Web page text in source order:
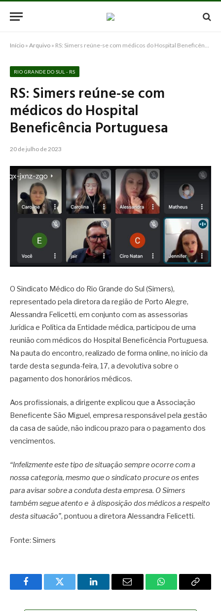
Início » Arquivo » RS: Simers reúne-se com médicos do Hospital Beneficência Portuguesa
RIO GRANDE DO SUL - RS
RS: Simers reúne-se com
médicos do Hospital
Beneficência Portuguesa
20 de julho de 2023
O Sindicato Médico do Rio Grande do Sul (Simers),
representado pela diretora da região de Porto Alegre,
Alessandra Felicetti, em conjunto com as assessorias
Jurídica e Política da Entidade médica, participou de uma
reunião com médicos do Hospital Beneficência Portuguesa.
Na pauta do encontro, realizado de forma online, no início da
tarde desta segunda-feira, 17, a devolutiva sobre o
pagamento dos honorários médicos.
Aos profissionais, a dirigente explicou que a Associação
Beneficente São Miguel, empresa responsável pela gestão
da casa de saúde, não indicou prazo para o pagamento dos
vencimentos.
“Infelizmente este tipo de situação sempre ocorre com a
nossa categoria, mesmo que o sindicato procure os entes
para avisar sobre a conduta desta empresa. O Simers
também segue atento e à disposição dos médicos a respeito
desta situacão”, pontuou a diretora Alessandra Felicetti.
Fonte: Simers
FacebookTwitter LinkedInEmail WhatsAppCopy